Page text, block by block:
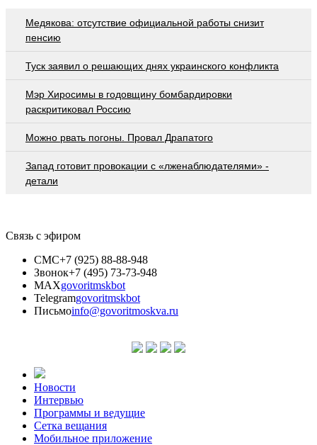
Медякова: отсутствие официальной работы снизит
пенсию
Туск заявил о решающих днях украинского конфликта
Мэр Хиросимы в годовщину бомбардировки
раскритиковал Россию
Можно рвать погоны. Провал Драпатого
Запад готовит провокации с «лженаблюдателями» -
детали
Связь с эфиром
СМС+7 (925) 88-88-948
Звонок+7 (495) 73-73-948
MAXgovoritmskbot
Telegramgovoritmskbot
Письмоinfo@govoritmoskva.ru
Новости
Интервью
Программы и ведущие
Сетка вещания
Мобильное приложение